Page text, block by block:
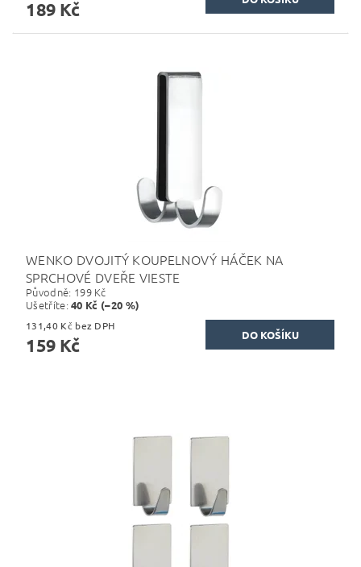
189 Kč
WENKO DVOJITÝ KOUPELNOVÝ HÁČEK NA
SPRCHOVÉ DVEŘE VIESTE
Původně: 199 Kč
Ušetříte:40 Kč (–20 %)
131,40 Kč bez DPH
159 Kč